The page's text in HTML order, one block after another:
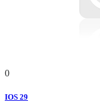
0
IOS 29